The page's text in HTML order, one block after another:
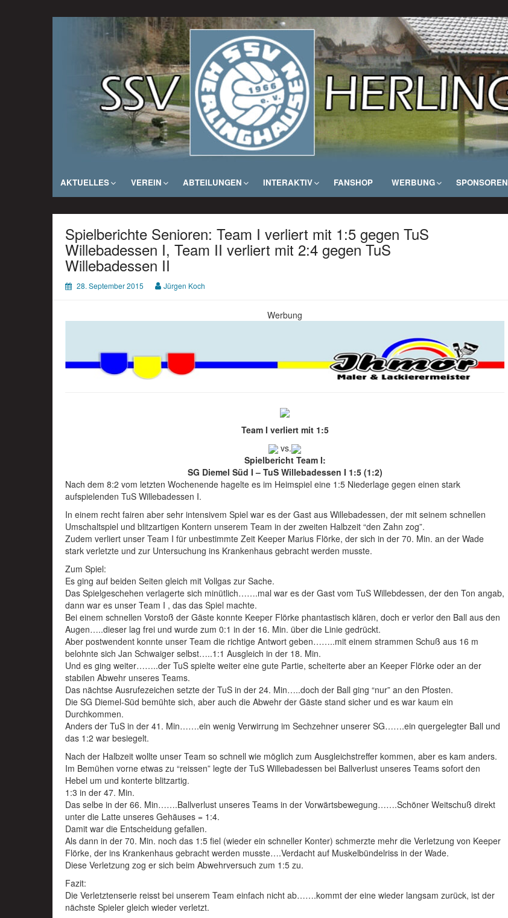
SSV Herlinghausen e. V.
AKTUELLES VEREIN ABTEILUNGEN INTERAKTIV FANSHOP WERBUNG SPONSOREN
Spielberichte Senioren: Team I verliert mit 1:5 gegen TuS
Willebadessen I, Team II verliert mit 2:4 gegen TuS
Willebadessen II
28. September 2015 Jürgen Koch
Werbung
Team I verliert mit 1:5
vs.
Spielbericht Team I:
SG Diemel Süd I – TuS Willebadessen I 1:5 (1:2)
Nach dem 8:2 vom letzten Wochenende hagelte es im Heimspiel eine 1:5 Niederlage gegen einen stark
aufspielenden TuS Willebadessen I.
In einem recht fairen aber sehr intensivem Spiel war es der Gast aus Willebadessen, der mit seinem schnellen
Umschaltspiel und blitzartigen Kontern unserem Team in der zweiten Halbzeit “den Zahn zog”.
Zudem verliert unser Team I für unbestimmte Zeit Keeper Marius Flörke, der sich in der 70. Min. an der Wade
stark verletzte und zur Untersuchung ins Krankenhaus gebracht werden musste.
Zum Spiel:
Es ging auf beiden Seiten gleich mit Vollgas zur Sache.
Das Spielgeschehen verlagerte sich minütlich…….mal war es der Gast vom TuS Willebdessen, der den Ton angab,
dann war es unser Team I , das das Spiel machte.
Bei einem schnellen Vorstoß der Gäste konnte Keeper Flörke phantastisch klären, doch er verlor den Ball aus den
Augen…..dieser lag frei und wurde zum 0:1 in der 16. Min. über die Linie gedrückt.
Aber postwendent konnte unser Team die richtige Antwort geben……..mit einem strammen Schuß aus 16 m
belohnte sich Jan Schwaiger selbst…..1:1 Ausgleich in der 18. Min.
Und es ging weiter……..der TuS spielte weiter eine gute Partie, scheiterte aber an Keeper Flörke oder an der
stabilen Abwehr unseres Teams.
Das nächtse Ausrufezeichen setzte der TuS in der 24. Min…..doch der Ball ging “nur” an den Pfosten.
Die SG Diemel-Süd bemühte sich, aber auch die Abwehr der Gäste stand sicher und es war kaum ein
Durchkommen.
Anders der TuS in der 41. Min…….ein wenig Verwirrung im Sechzehner unserer SG…….ein quergelegter Ball und
das 1:2 war besiegelt.
Nach der Halbzeit wollte unser Team so schnell wie möglich zum Ausgleichstreffer kommen, aber es kam anders.
Im Bemühen vorne etwas zu “reissen” legte der TuS Willebadessen bei Ballverlust unseres Teams sofort den
Hebel um und konterte blitzartig.
1:3 in der 47. Min.
Das selbe in der 66. Min…….Ballverlust unseres Teams in der Vorwärtsbewegung…….Schöner Weitschuß direkt
unter die Latte unseres Gehäuses = 1:4.
Damit war die Entscheidung gefallen.
Als dann in der 70. Min. noch das 1:5 fiel (wieder ein schneller Konter) schmerzte mehr die Verletzung von Keeper
Flörke, der ins Krankenhaus gebracht werden musste….Verdacht auf Muskelbündelriss in der Wade.
Diese Verletzung zog er sich beim Abwehrversuch zum 1:5 zu.
Fazit:
Die Verletztenserie reisst bei unserem Team einfach nicht ab…….kommt der eine wieder langsam zurück, ist der
nächste Spieler gleich wieder verletzt.